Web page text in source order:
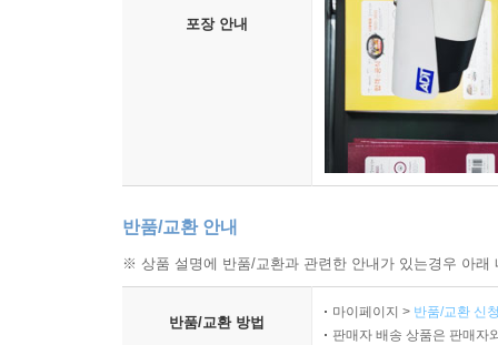
포장 안내
반품/교환 안내
※ 상품 설명에 반품/교환과 관련한 안내가 있는경우 아
반품/교환 방법
마이페이지 > 반품/교환 신
판매자 배송 상품은 판매자